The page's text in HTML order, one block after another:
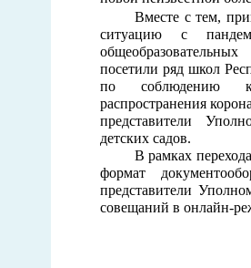
Вместе с тем,
ситуацию с
посетили ряд школ
по соблюдению
распространения
представители
детских садов.
В рамках
формат
представители
совещаний в онлайн-